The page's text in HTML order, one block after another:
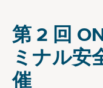
Service Provider
第 2 回
ミナル安
催